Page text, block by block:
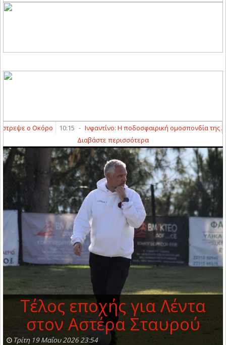
ο Οκόρο 10:15 - Ινφαντίνο: Η ποδοσφαιρική ομοσπονδία της
Διαβάστε περισσότερα
Τέλος εποχής για Λέντα
στον Αστέρα Σταυρού
Τρίτη 19 Μαΐου 2026 23:54